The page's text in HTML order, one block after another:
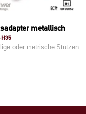
metallisch
oder metrische Stutzen